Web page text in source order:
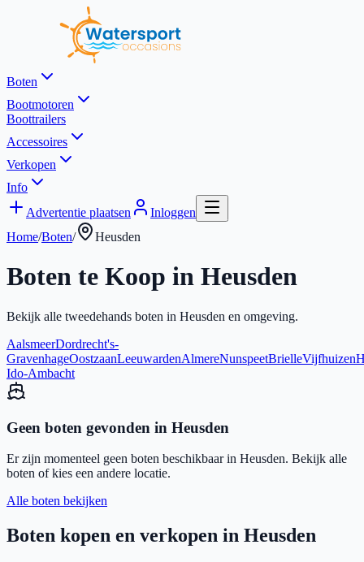
Boten
Bootmotoren
Boottrailers
Accessoires
Verkopen
Info
Advertentie plaatsen
Inloggen
Home/Boten/ Heusden
Boten te Koop in Heusden
Bekijk alle tweedehands boten in Heusden en omgeving.
AalsmeerDordrecht's-
GravenhageOostzaanLeeuwardenAlmereNunspeetBrielleVijfhuizen
Ido-Ambacht
Geen boten gevonden in Heusden
Er zijn momenteel geen boten beschikbaar in Heusden. Bekijk alle
boten of kies een andere locatie.
Alle boten bekijken
Boten kopen en verkopen in Heusden